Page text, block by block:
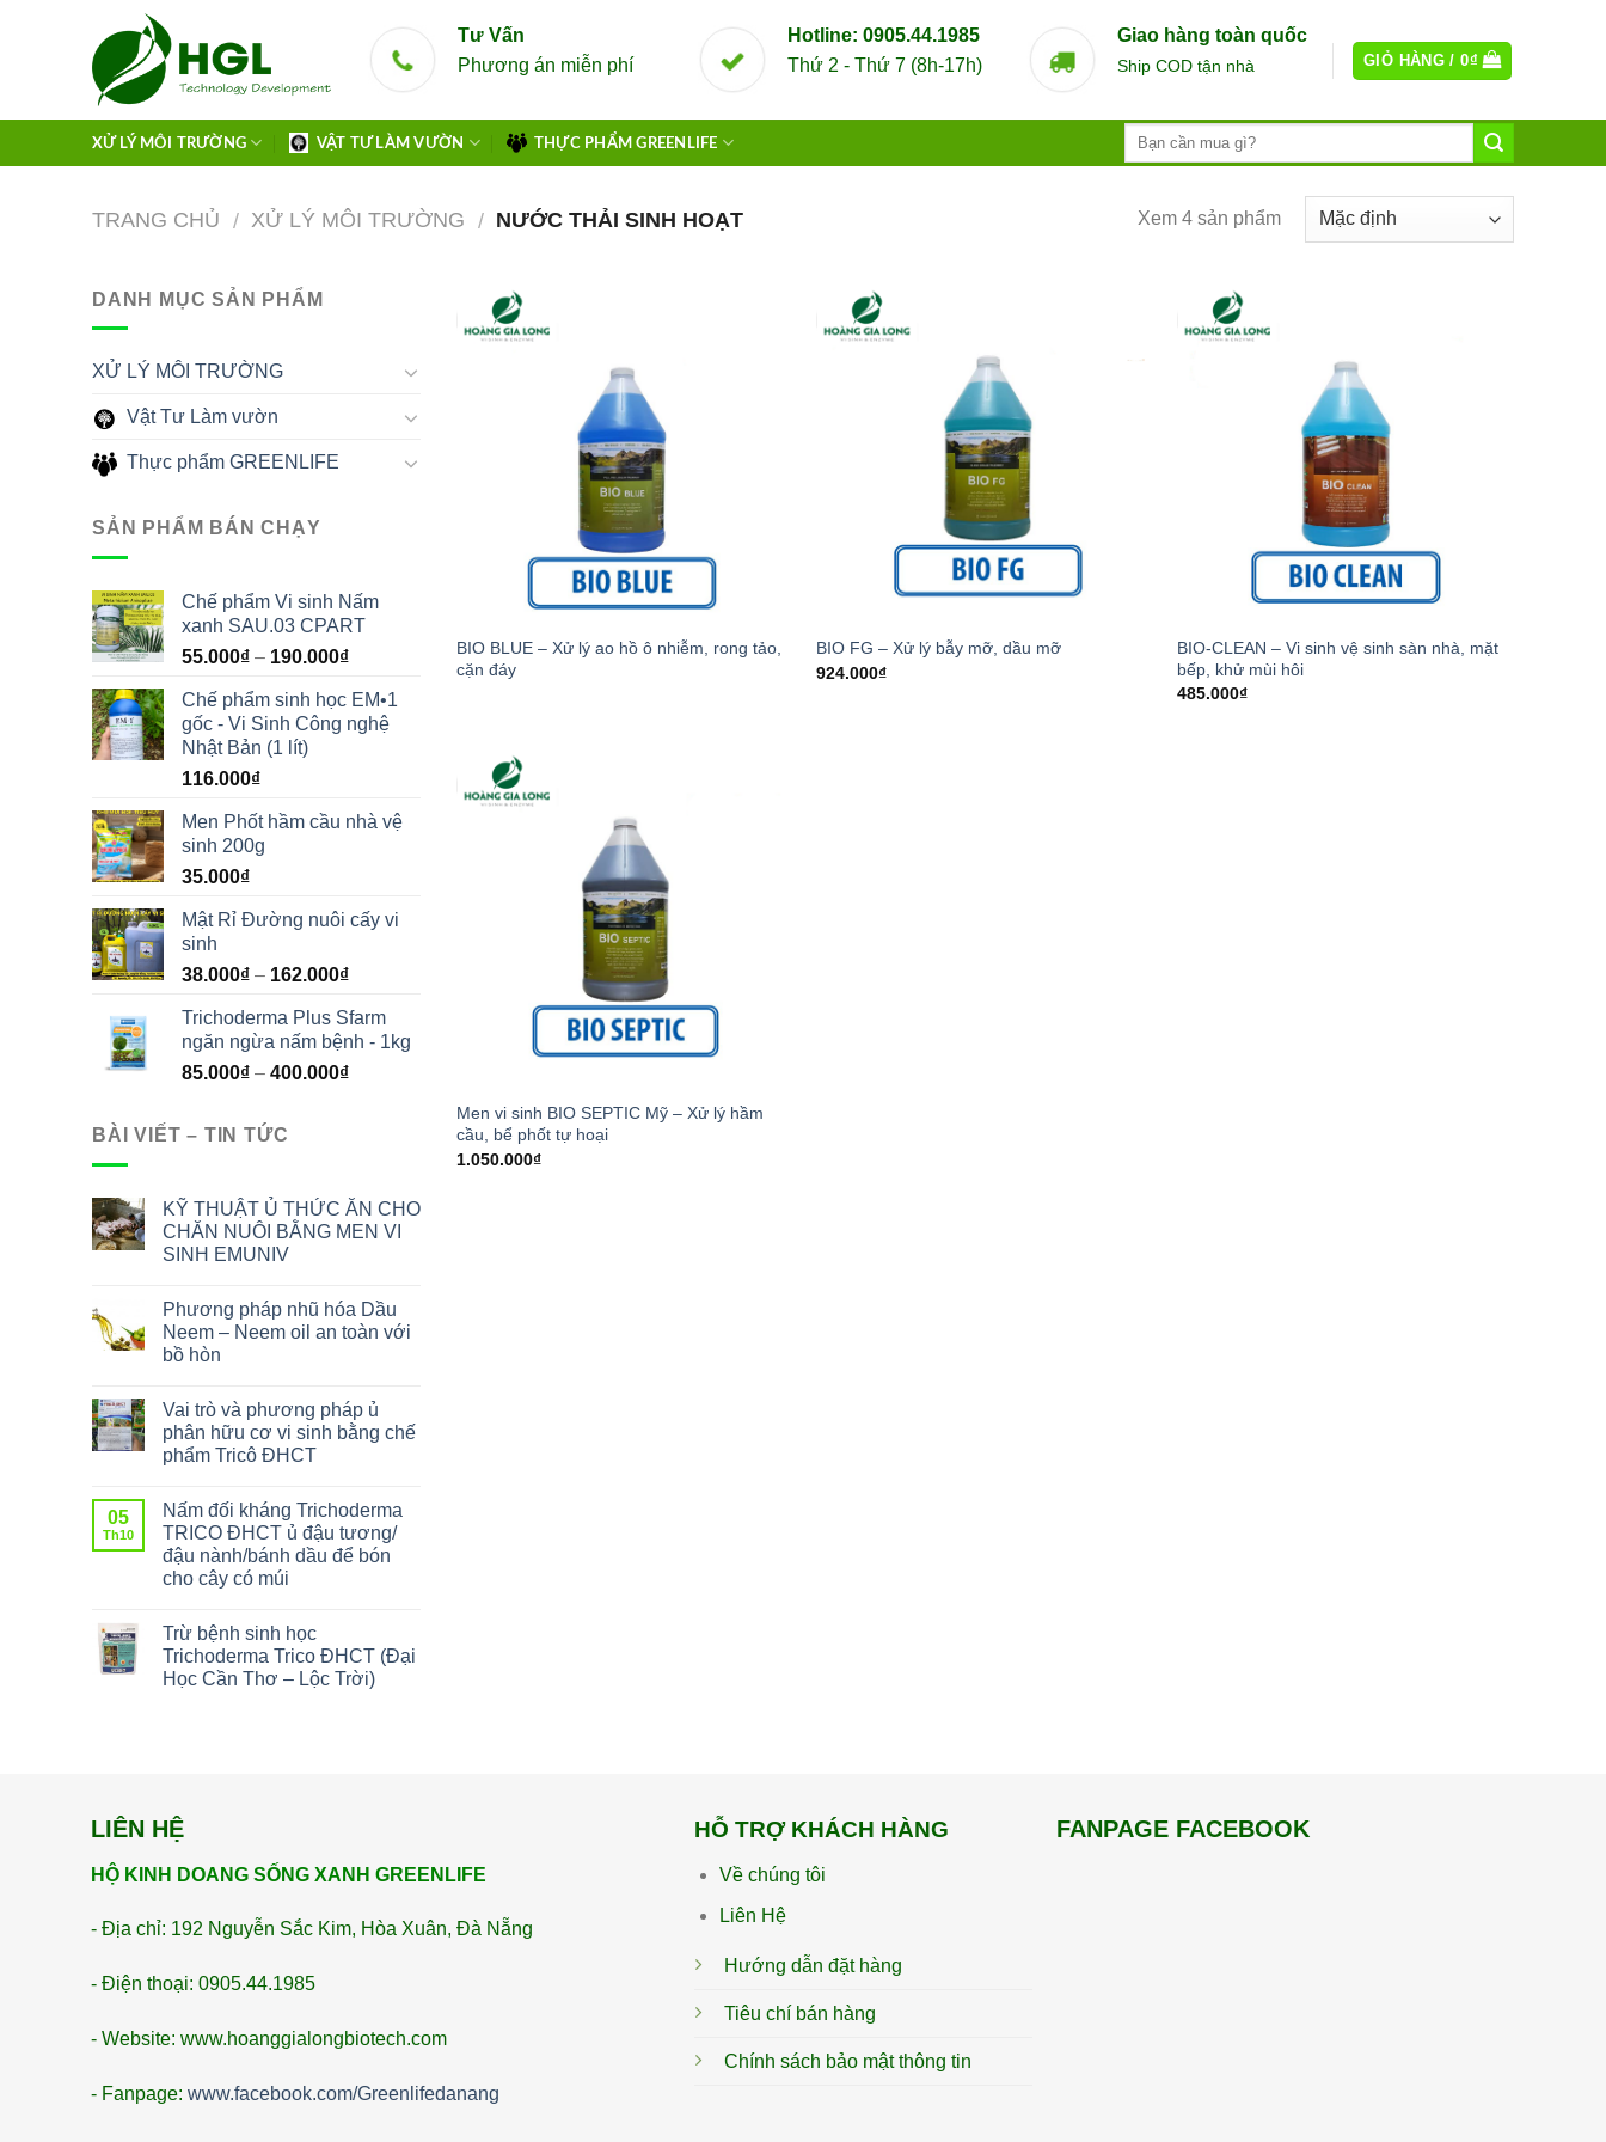
Tư Vấn
Phương án miễn phí
Hotline: 0905.44.1985
Thứ 2 - Thứ 7 (8h-17h)
Giao hàng toàn quốc
Ship COD tận nhà GIỎ HÀNG /0₫
XỬ LÝ MÔI TRƯỜNG VẬT TƯ LÀM VƯỜN THỰC PHẨM GREENLIFE
TRANG CHỦ / XỬ LÝ MÔI TRƯỜNG / NƯỚC THẢI SINH HOẠT Xem 4 sản phẩm
DANH MỤC SẢN PHẨM
XỬ LÝ MÔI TRƯỜNG
Vật Tư Làm vườn
Thực phẩm GREENLIFE
SẢN PHẨM BÁN CHẠY
Chế phẩm Vi sinh Nấm
xanh SAU.03 CPART
55.000₫ – 190.000₫
Chế phẩm sinh học EM•1
gốc - Vi Sinh Công nghệ
Nhật Bản (1 lít)
116.000₫
Men Phốt hầm cầu nhà vệ
sinh 200g
35.000₫
Mật Rỉ Đường nuôi cấy vi
sinh
38.000₫ – 162.000₫
Trichoderma Plus Sfarm
ngăn ngừa nấm bệnh - 1kg
85.000₫ – 400.000₫
BÀI VIẾT – TIN TỨC
KỸ THUẬT Ủ THỨC ĂN CHO
CHĂN NUÔI BẰNG MEN VI
SINH EMUNIV
Phương pháp nhũ hóa Dầu
Neem – Neem oil an toàn với
bồ hòn
Vai trò và phương pháp ủ
phân hữu cơ vi sinh bằng chế
phẩm Tricô ĐHCT
05
Th10
Nấm đối kháng Trichoderma
TRICO ĐHCT ủ đậu tương/
đậu nành/bánh dầu để bón
cho cây có múi
Trừ bệnh sinh học
Trichoderma Trico ĐHCT (Đại
Học Cần Thơ – Lộc Trời)
BIO BLUE – Xử lý ao hồ ô nhiễm, rong tảo,
cặn đáy
BIO FG – Xử lý bẫy mỡ, dầu mỡ
924.000₫
BIO-CLEAN – Vi sinh vệ sinh sàn nhà, mặt
bếp, khử mùi hôi
485.000₫
Men vi sinh BIO SEPTIC Mỹ – Xử lý hầm
cầu, bể phốt tự hoại
1.050.000₫
LIÊN HỆ
HỘ KINH DOANG SỐNG XANH GREENLIFE
- Địa chỉ: 192 Nguyễn Sắc Kim, Hòa Xuân, Đà Nẵng
- Điện thoại: 0905.44.1985
- Website: www.hoanggialongbiotech.com
- Fanpage: www.facebook.com/Greenlifedanang
HỖ TRỢ KHÁCH HÀNG
Về chúng tôi
Liên Hệ
Hướng dẫn đặt hàng
Tiêu chí bán hàng
Chính sách bảo mật thông tin
FANPAGE FACEBOOK